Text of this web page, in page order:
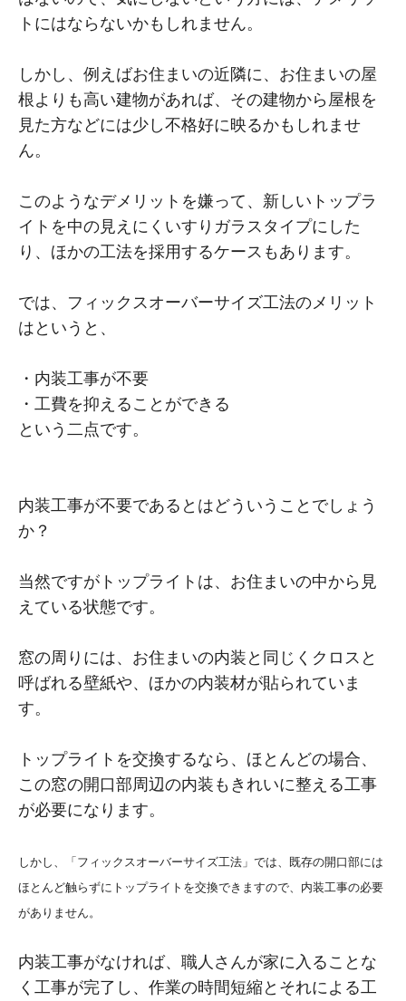
トにはならないかもしれません。
しかし、例えばお住まいの近隣に、お住まいの屋
根よりも高い建物があれば、その建物から屋根を
見た方などには少し不格好に映るかもしれませ
ん。
このようなデメリットを嫌って、新しいトップラ
イトを中の見えにくいすりガラスタイプにした
り、ほかの工法を採用するケースもあります。
では、フィックスオーバーサイズ工法のメリット
はというと、
・内装工事が不要
・工費を抑えることができる
という二点です。
内装工事が不要であるとはどういうことでしょう
か？
当然ですがトップライトは、お住まいの中から見
えている状態です。
窓の周りには、お住まいの内装と同じくクロスと
呼ばれる壁紙や、ほかの内装材が貼られていま
す。
トップライトを交換するなら、ほとんどの場合、
この窓の開口部周辺の内装もきれいに整える工事
が必要になります。
しかし、「フィックスオーバーサイズ工法」では、既存の開口部には
ほとんど触らずにトップライトを交換できますので、内装工事の必要
がありません。
内装工事がなければ、職人さんが家に入ることな
く工事が完了し、作業の時間短縮とそれによる工